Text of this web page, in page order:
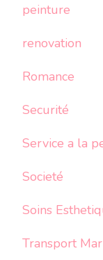
peinture
renovation
Romance
Securité
Service a la
Societé
Soins
Transport